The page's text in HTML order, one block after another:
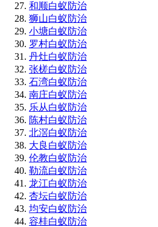
和顺白蚁防治
狮山白蚁防治
小塘白蚁防治
罗村白蚁防治
丹灶白蚁防治
张槎白蚁防治
石湾白蚁防治
南庄白蚁防治
乐从白蚁防治
陈村白蚁防治
北滘白蚁防治
大良白蚁防治
伦教白蚁防治
勒流白蚁防治
龙江白蚁防治
杏坛白蚁防治
均安白蚁防治
容桂白蚁防治